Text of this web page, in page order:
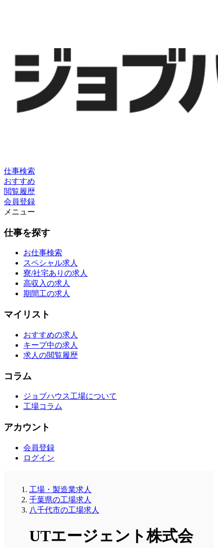
仕事検索
おすすめ
閲覧履歴
会員登録
メニュー
仕事を探す
お仕事検索
スペシャル求人
寮/社宅ありの求人
高収入の求人
期間工の求人
マイリスト
おすすめの求人
キープ中の求人
求人の閲覧履歴
コラム
ジョブハウス工場について
工場コラム
アカウント
会員登録
ログイン
工場・製造業求人
千葉県の工場求人
八千代市の工場求人
UTエージェント株式会